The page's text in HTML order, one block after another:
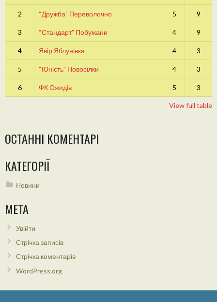
2 “Дружба” Переволочно 5 9
3 “Стандарт” Побужани 4 9
4 Явір Яблунівка 4 3
5 “Юність” Новосілки 4 3
6 ФК Ожидів 5 3
View full table
ОСТАННІ КОМЕНТАРІ
КАТЕГОРІЇ
Новини
МЕТА
Увійти
Стрічка записів
Стрічка коментарів
WordPress.org